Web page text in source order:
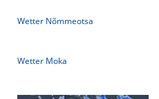
Wetter Nõmmeotsa
Wetter Moka